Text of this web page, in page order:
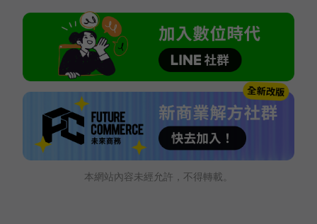
本網站內容未經允許，不得轉載。